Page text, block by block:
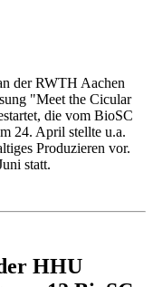
der RWTH Aachen
"Meet the Cicular
die vom BioSC
24. April stellte u.a.
Produzieren vor.
statt.
HHU